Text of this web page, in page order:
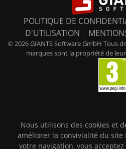
POLITIQUE DE
D'UTILISATION |
© 2026 GIANTS Software GmbH Tous
marques sont la propriété de
Nous utilisons des cookies et
améliorer la convivialité du
votre navigation, vous